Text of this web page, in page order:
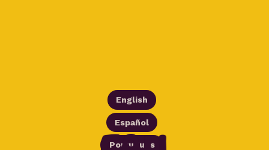
English
Español
Português